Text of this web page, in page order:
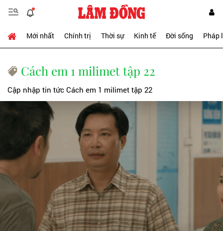
Mới nhất Chính trị Thời sự Kinh tế Đời sống Pháp
Cách em 1 milimet tập 22
Cập nhập tin tức Cách em 1 milimet tập 22